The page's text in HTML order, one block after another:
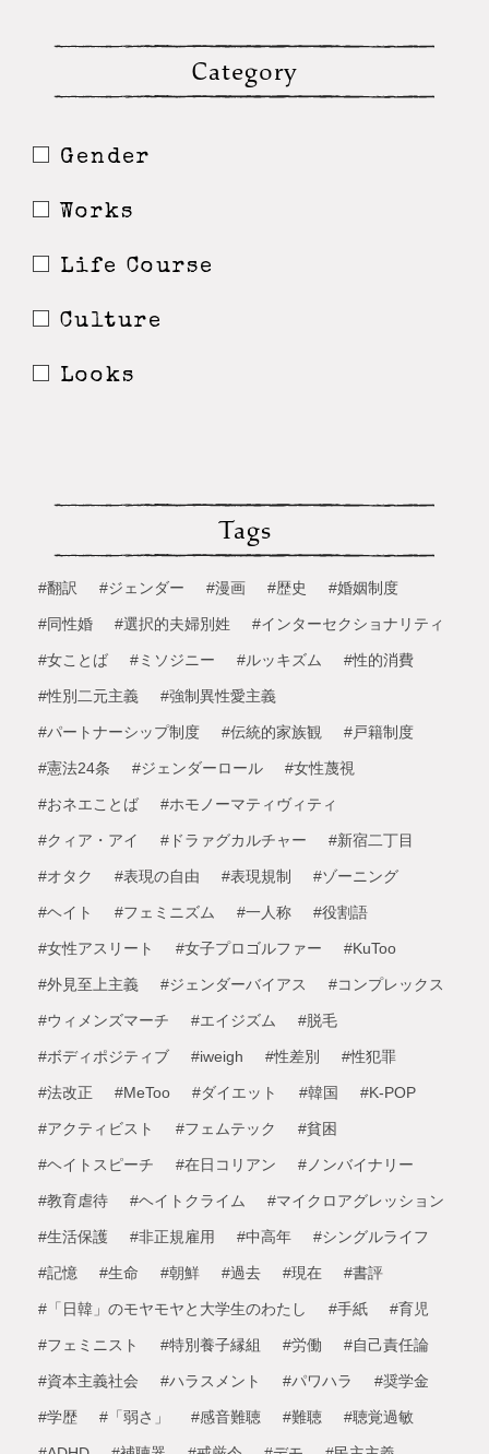
Category
Gender
Works
Life Course
Culture
Looks
Tags
#翻訳 #ジェンダー #漫画 #歴史 #婚姻制度
#同性婚 #選択的夫婦別姓 #インターセクショナリティ
#女ことば #ミソジニー #ルッキズム #性的消費
#性別二元主義 #強制異性愛主義
#パートナーシップ制度 #伝統的家族観 #戸籍制度
#憲法24条 #ジェンダーロール #女性蔑視
#おネエことば #ホモノーマティヴィティ
#クィア・アイ #ドラァグカルチャー #新宿二丁目
#オタク #表現の自由 #表現規制 #ゾーニング
#ヘイト #フェミニズム #一人称 #役割語
#女性アスリート #女子プロゴルファー #KuToo
#外見至上主義 #ジェンダーバイアス #コンプレックス
#ウィメンズマーチ #エイジズム #脱毛
#ボディポジティブ #iweigh #性差別 #性犯罪
#法改正 #MeToo #ダイエット #韓国 #K-POP
#アクティビスト #フェムテック #貧困
#ヘイトスピーチ #在日コリアン #ノンバイナリー
#教育虐待 #ヘイトクライム #マイクロアグレッション
#生活保護 #非正規雇用 #中高年 #シングルライフ
#記憶 #生命 #朝鮮 #過去 #現在 #書評
#「日韓」のモヤモヤと大学生のわたし #手紙 #育児
#フェミニスト #特別養子縁組 #労働 #自己責任論
#資本主義社会 #ハラスメント #パワハラ #奨学金
#学歴 #「弱さ」 #感音難聴 #難聴 #聴覚過敏